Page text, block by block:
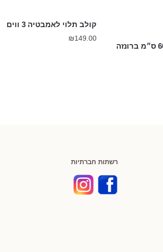
קולב תלוי לאמבטיה 3 ווים
₪149.00
רשתות חברתיות